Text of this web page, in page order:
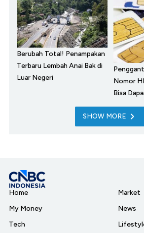
Berubah Total! Penampakan
Terbaru Lembah Anai Bak di
Luar Negeri
Nomor
Bisa
SHOW MORE
Home
My Money
Tech
Market
News